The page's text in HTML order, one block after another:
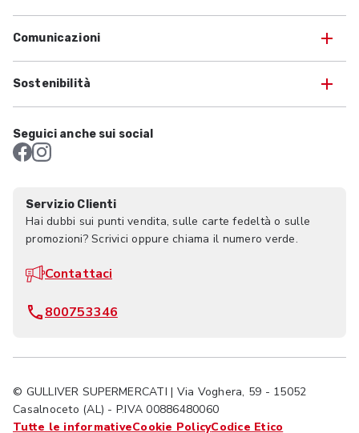
Comunicazioni
Sostenibilità
Seguici anche sui social
Servizio Clienti
Hai dubbi sui punti vendita, sulle carte fedeltà o sulle
promozioni? Scrivici oppure chiama il numero verde.
Contattaci
800753346
© GULLIVER SUPERMERCATI | Via Voghera, 59 - 15052
Casalnoceto (AL) - P.IVA 00886480060
Tutte le informativeCookie PolicyCodice Etico